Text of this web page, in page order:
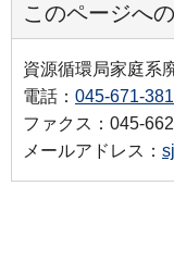
このページへ
資源循環局家庭系
電話： 045-671-
ファクス：045-
メールアドレス：